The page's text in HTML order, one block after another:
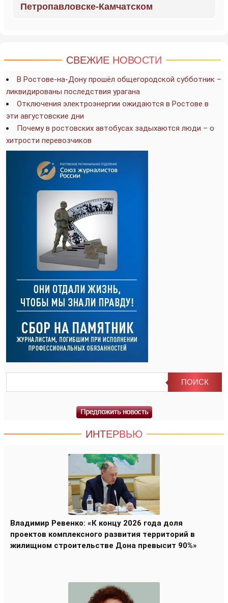
Петропавловске-Камчатском
СВЕЖИЕ НОВОСТИ
В Ростове-на-Дону прошёл общегородской субботник –
ликвидированы последствия урагана
Отключения электроэнергии ожидаются в Ростове в
эти августовские дни
Почему в ростовских автобусах задыхаются люди – о
хитрости перевозчиков
ИНТЕРВЬЮ
Владимир Ревенко: «К концу 2026 года доля
проектов комплексного развития территорий в
жилищном строительстве Дона превысит 90%»